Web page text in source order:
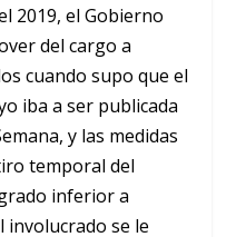
2019, el Gobierno
del cargo a
cuando supo que el
iba a ser publicada
y las medidas
temporal del
inferior a
involucrado se le